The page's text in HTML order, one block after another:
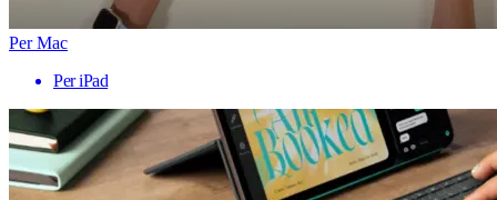
Per Mac
Per iPad